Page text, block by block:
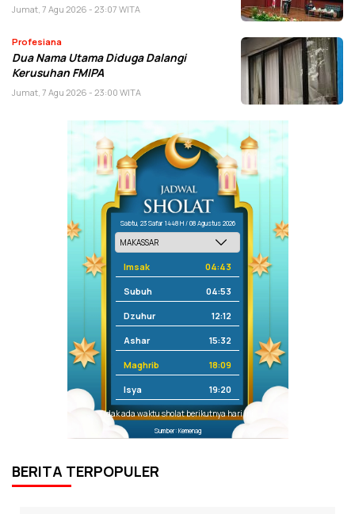
Jumat, 7 Agu 2026 - 23:07 WITA
Profesiana
Dua Nama Utama Diduga Dalangi
Kerusuhan FMIPA
Jumat, 7 Agu 2026 - 23:00 WITA
Sabtu, 23 Safar 1448 H / 08 Agustus 2026
Imsak 04:43
Subuh 04:53
Dzuhur 12:12
Ashar 15:32
Maghrib 18:09
Isya 19:20
Tidak ada waktu sholat berikutnya hari ini.
Sumber: Kemenag
BERITA TERPOPULER